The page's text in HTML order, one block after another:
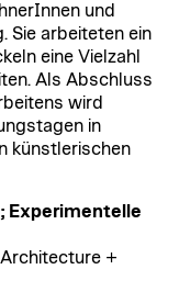
und
Sie arbeiteten ein
eine Vielzahl
Als Abschluss
wird
in
künstlerischen
Experimentelle
+